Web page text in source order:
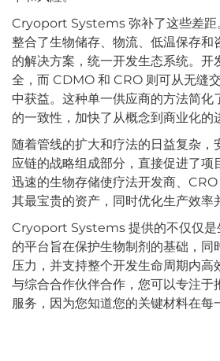
Cryoport Systems 弥补了这些差距
整合了生物储存、物流、低温保存和
的解决方案，统一开发生态系统。开
全，而 CDMO 和 CRO 则可从无缝
中获益。这种单一供应商的方法简化
的一致性，加快了从概念到商业化的
随着管线的扩大和疗法的日益复杂，
应链的战略组成部分，直接促进了项
迅速的生物存储使疗法开发商、
其最宝贵的资产，同时优化生产效率
Cryoport Systems 提供的不仅仅是
的平台旨在保护生物制剂的基础，同
压力，并支持整个开发生命周期内高
与综合合作伙伴合作，您可以专注于
服务，因为您知道您的关键材料在每